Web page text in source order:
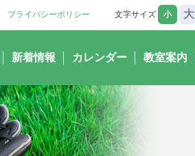
プライバシーポリシー
新着情報 カレンダー 教室案内
文字サイズ 小 大